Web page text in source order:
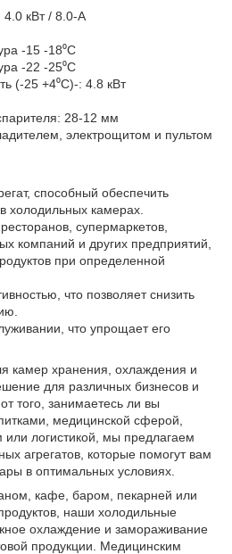
кВт / 8.0-A
-15 -18⁰С
-22 -25⁰С
(-25 +4⁰С)-: 4.8 кВт
28-12 мм
электрощитом и пультом
способный обеспечить
холодильных камерах.
супермаркетов,
компаний и других предприятий,
при определенной
что позволяет снизить
что упрощает его
камер хранения, охлаждения и
для различных бизнесов и
того, занимаетесь ли вы
медицинской сферой,
или логистикой, мы предлагаем
агрегатов, которые помогут вам
в оптимальных условиях.
кафе, баром, пекарней или
наши холодильные
охлаждение и замораживание
продукции. Медицинским